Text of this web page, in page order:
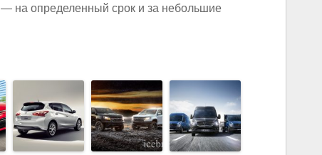
— на определенный срок и за небольшие